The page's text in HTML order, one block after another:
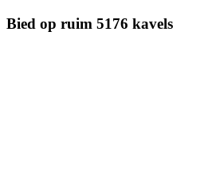
Bied op ruim 5176 kavels